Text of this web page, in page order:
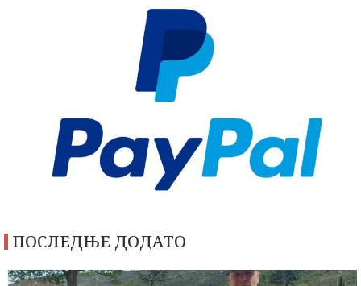
ПОСЛЕДЊЕ ДОДАТО